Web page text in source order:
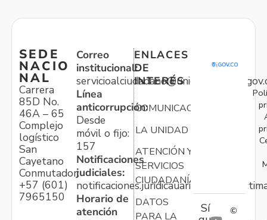
SEDE
NACIO
NAL
Carrera
85D No.
46A – 65
Complejo
logístico
San
Cayetano
Conmutador:
+57 (601)
7965150
Correo
institucional:
Línea
anticorrupción:
Desde
móvil o fijo:
157
Notificaciones
judiciales:
Horario de
atención
ENLACES
DE
INTERÉS
COMUNICACIONES
LA UNIDAD
ATENCIÓN Y
SERVICIOS
CIUDADANÍA
DATOS
PARA LA
Sí
©